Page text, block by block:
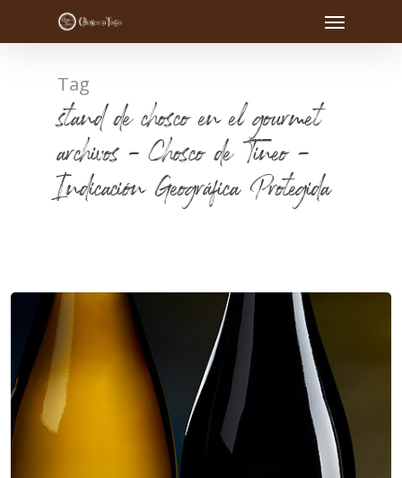
Tag
stand de chosco en el gourmet
archivos - Chosco de Tineo -
Indicación Geográfica Protegida